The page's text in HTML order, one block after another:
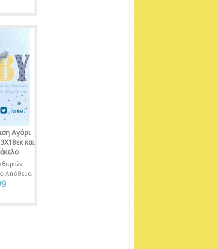
Αγόρι
και
Tweet
Απόθεμα